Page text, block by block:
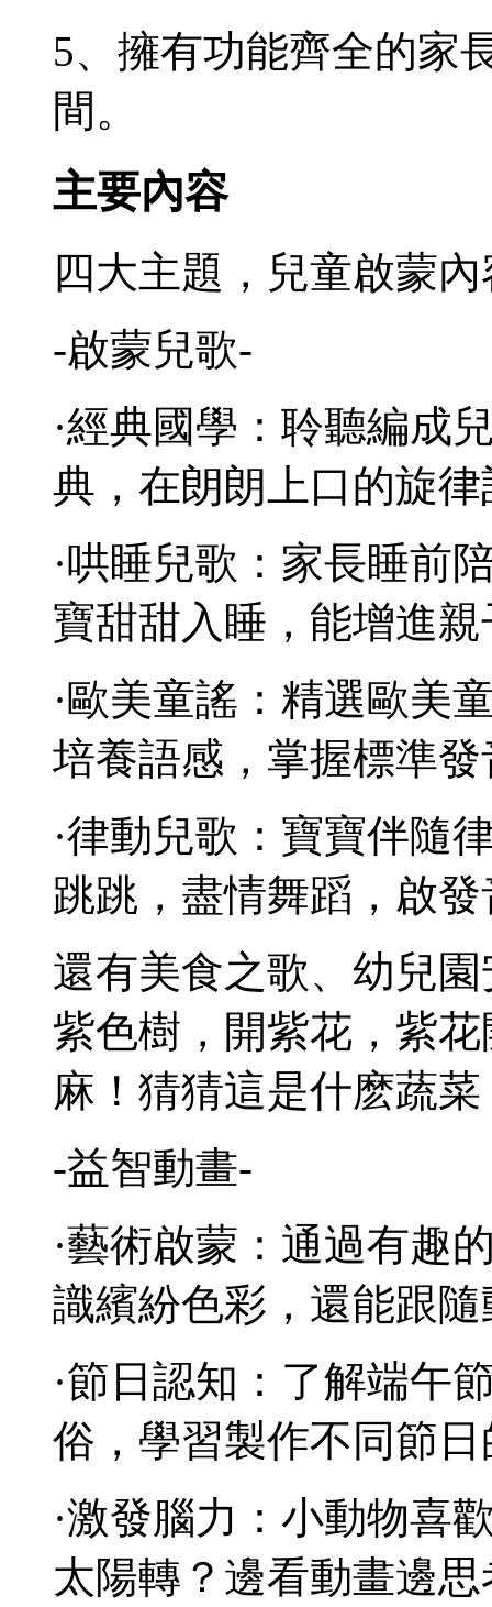
5、擁有功能齊全的家
間。
主要內容
四大主題，兒童啟蒙
-啟蒙兒歌-
·經典國學：聆聽編成
典，在朗朗上口的旋
·哄睡兒歌：家長睡前
寶甜甜入睡，能增進
·歐美童謠：精選歐美
培養語感，掌握標準發
·律動兒歌：寶寶伴隨
跳跳，盡情舞蹈，啟
還有美食之歌、幼兒
紫色樹，開紫花，紫
麻！猜猜這是什麽蔬
-益智動畫-
·藝術啟蒙：通過有趣
識繽紛色彩，還能跟
·節日認知：了解端午
俗，學習製作不同節
·激發腦力：小動物喜
太陽轉？邊看動畫邊